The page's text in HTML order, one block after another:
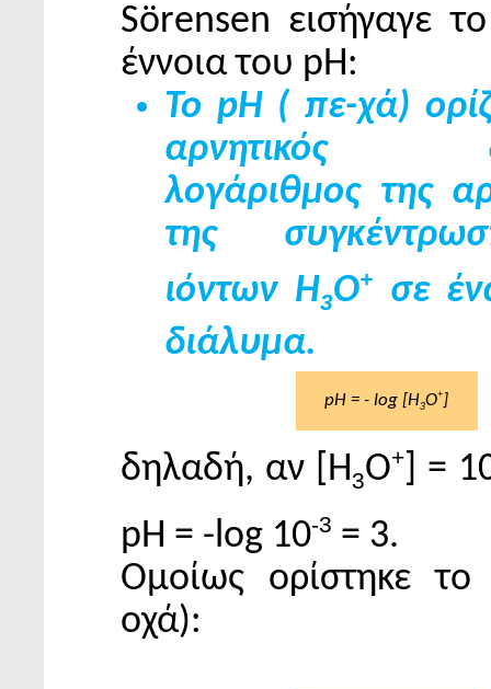
Sörensen εισήγαγε
έννοια του pH:
Το pH ( πε-χά)
αρνητικός
λογάριθμος της
της
ιόντων Η3Ο+σε
διάλυμα.
pH = - log [H3Ο+ ]
δηλαδή, αν [Η3Ο+
] =
pH = -log 10-3 = 3.
Ομοίως ορίστηκε
οχά):